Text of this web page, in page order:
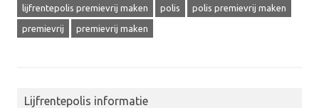
lijfrentepolis premievrij maken polis polis premievrij maken
premievrij premievrij maken
Lijfrentepolis informatie